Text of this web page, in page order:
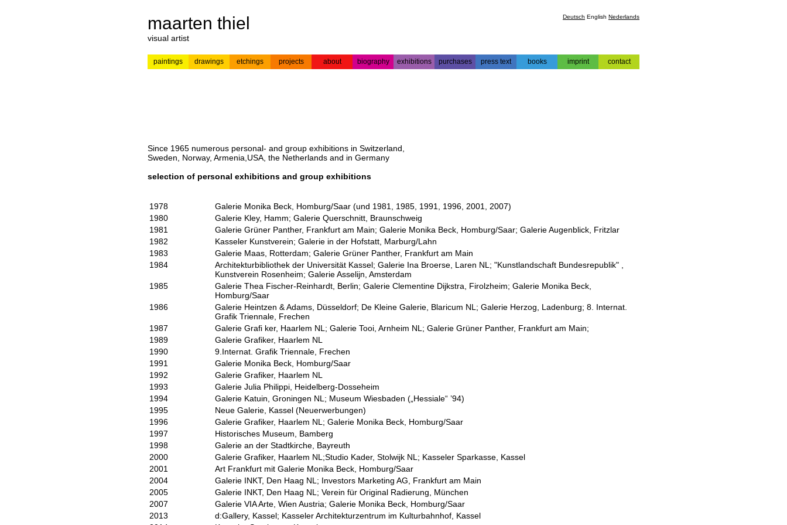
maarten thiel
visual artist
Deutsch English Nederlands
paintings drawings etchings projects about biography exhibitions purchases press text books imprint
contact
Since 1965 numerous personal- and group exhibitions in Switzerland,
Sweden, Norway, Armenia,USA, the Netherlands and in Germany
selection of personal exhibitions and group exhibitions
1978
Galerie Monika Beck, Homburg/Saar (und 1981, 1985, 1991, 1996, 2001, 2007)
1980
Galerie Kley, Hamm; Galerie Querschnitt, Braunschweig
1981
Galerie Grüner Panther, Frankfurt am Main; Galerie Monika Beck, Homburg/Saar; Galerie Augenblick, Fritzlar
1982
Kasseler Kunstverein; Galerie in der Hofstatt, Marburg/Lahn
1983
Galerie Maas, Rotterdam; Galerie Grüner Panther, Frankfurt am Main
1984
Architekturbibliothek der Universität Kassel; Galerie Ina Broerse, Laren NL; "Kunstlandschaft Bundesrepublik" ,
Kunstverein Rosenheim; Galerie Asselijn, Amsterdam
1985
Galerie Thea Fischer-Reinhardt, Berlin; Galerie Clementine Dijkstra, Firolzheim; Galerie Monika Beck,
Homburg/Saar
1986
Galerie Heintzen & Adams, Düsseldorf; De Kleine Galerie, Blaricum NL; Galerie Herzog, Ladenburg; 8. Internat.
Grafik Triennale, Frechen
1987
Galerie Grafi ker, Haarlem NL; Galerie Tooi, Arnheim NL; Galerie Grüner Panther, Frankfurt am Main;
1989
Galerie Grafiker, Haarlem NL
1990
9.Internat. Grafik Triennale, Frechen
1991
Galerie Monika Beck, Homburg/Saar
1992
Galerie Grafiker, Haarlem NL
1993
Galerie Julia Philippi, Heidelberg-Dosseheim
1994
Galerie Katuin, Groningen NL; Museum Wiesbaden („Hessiale“ ’94)
1995
Neue Galerie, Kassel (Neuerwerbungen)
1996
Galerie Grafiker, Haarlem NL; Galerie Monika Beck, Homburg/Saar
1997
Historisches Museum, Bamberg
1998
Galerie an der Stadtkirche, Bayreuth
2000
Galerie Grafiker, Haarlem NL;Studio Kader, Stolwijk NL; Kasseler Sparkasse, Kassel
2001
Art Frankfurt mit Galerie Monika Beck, Homburg/Saar
2004
Galerie INKT, Den Haag NL; Investors Marketing AG, Frankfurt am Main
2005
Galerie INKT, Den Haag NL; Verein für Original Radierung, München
2007
Galerie VIA Arte, Wien Austria; Galerie Monika Beck, Homburg/Saar
2013
d:Gallery, Kassel; Kasseler Architekturzentrum im Kulturbahnhof, Kassel